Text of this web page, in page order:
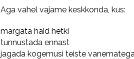
Aga vahel vajame keskkonda, kus:
märgata häid hetki
tunnustada ennast
jagada kogemusi teiste vanematega